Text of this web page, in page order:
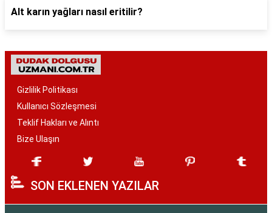
Alt karın yağları nasıl eritilir?
Gizlilik Politikası
Kullanıcı Sözleşmesi
Teklif Hakları ve Alıntı
Bize Ulaşın
SON EKLENEN YAZILAR